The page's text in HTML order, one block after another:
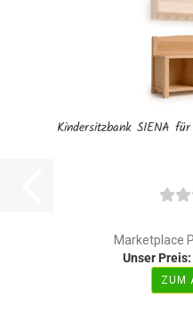
Kindersitzbank SIENA
Marketplace
Unser Preis:
ZUM